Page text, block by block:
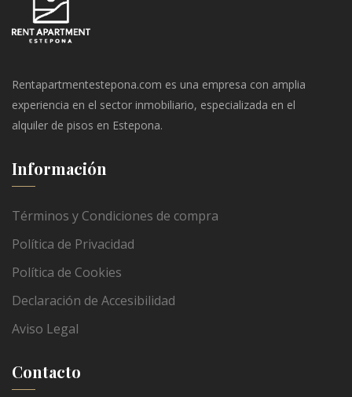
Rentapartmentestepona.com es una empresa con amplia
experiencia en el sector inmobiliario, especializada en el
alquiler de pisos en Estepona.
Información
Términos y Condiciones de compra
Política de Privacidad
Política de Cookies
Declaración de Accesibilidad
Aviso Legal
Contacto